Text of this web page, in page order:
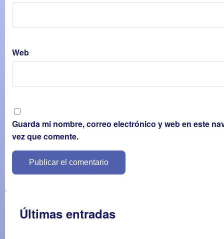
Web
Guarda mi nombre, correo electrónico y web en este
vez que comente.
Últimas entradas